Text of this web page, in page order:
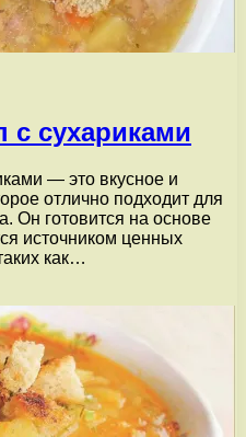
с сухариками
— это вкусное и
отлично подходит для
Он готовится на основе
источником ценных
как…